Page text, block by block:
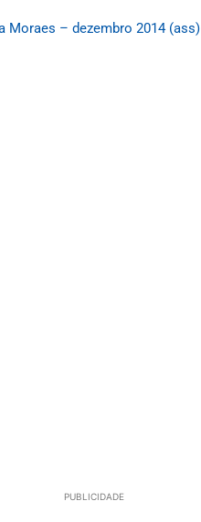
Moraes – dezembro 2014 (ass)
PUBLICIDADE